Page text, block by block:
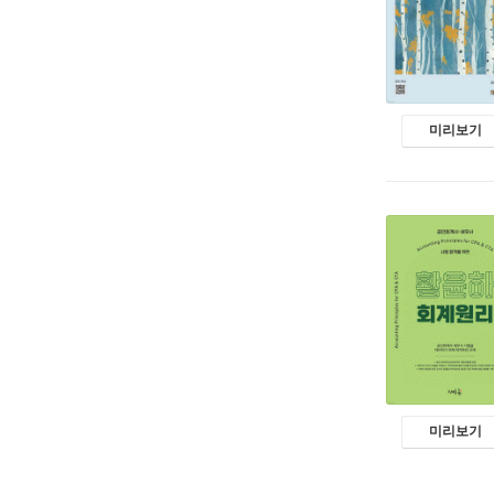
미리보기
미리보기